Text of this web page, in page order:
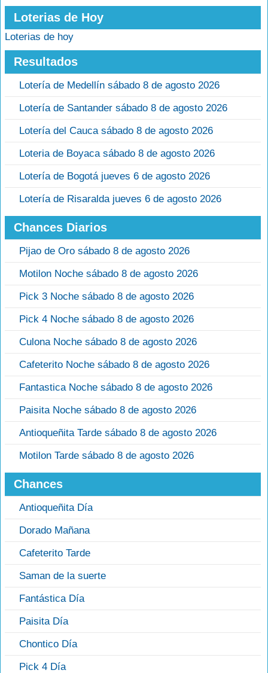
Loterias de Hoy
Loterias de hoy
Resultados
Lotería de Medellín sábado 8 de agosto 2026
Lotería de Santander sábado 8 de agosto 2026
Lotería del Cauca sábado 8 de agosto 2026
Loteria de Boyaca sábado 8 de agosto 2026
Lotería de Bogotá jueves 6 de agosto 2026
Lotería de Risaralda jueves 6 de agosto 2026
Chances Diarios
Pijao de Oro sábado 8 de agosto 2026
Motilon Noche sábado 8 de agosto 2026
Pick 3 Noche sábado 8 de agosto 2026
Pick 4 Noche sábado 8 de agosto 2026
Culona Noche sábado 8 de agosto 2026
Cafeterito Noche sábado 8 de agosto 2026
Fantastica Noche sábado 8 de agosto 2026
Paisita Noche sábado 8 de agosto 2026
Antioqueñita Tarde sábado 8 de agosto 2026
Motilon Tarde sábado 8 de agosto 2026
Chances
Antioqueñita Día
Dorado Mañana
Cafeterito Tarde
Saman de la suerte
Fantástica Día
Paisita Día
Chontico Día
Pick 4 Día